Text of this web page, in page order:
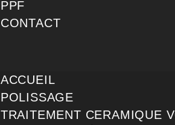
PPF
CONTACT
ACCUEIL
POLISSAGE
TRAITEMENT CERAMIQUE